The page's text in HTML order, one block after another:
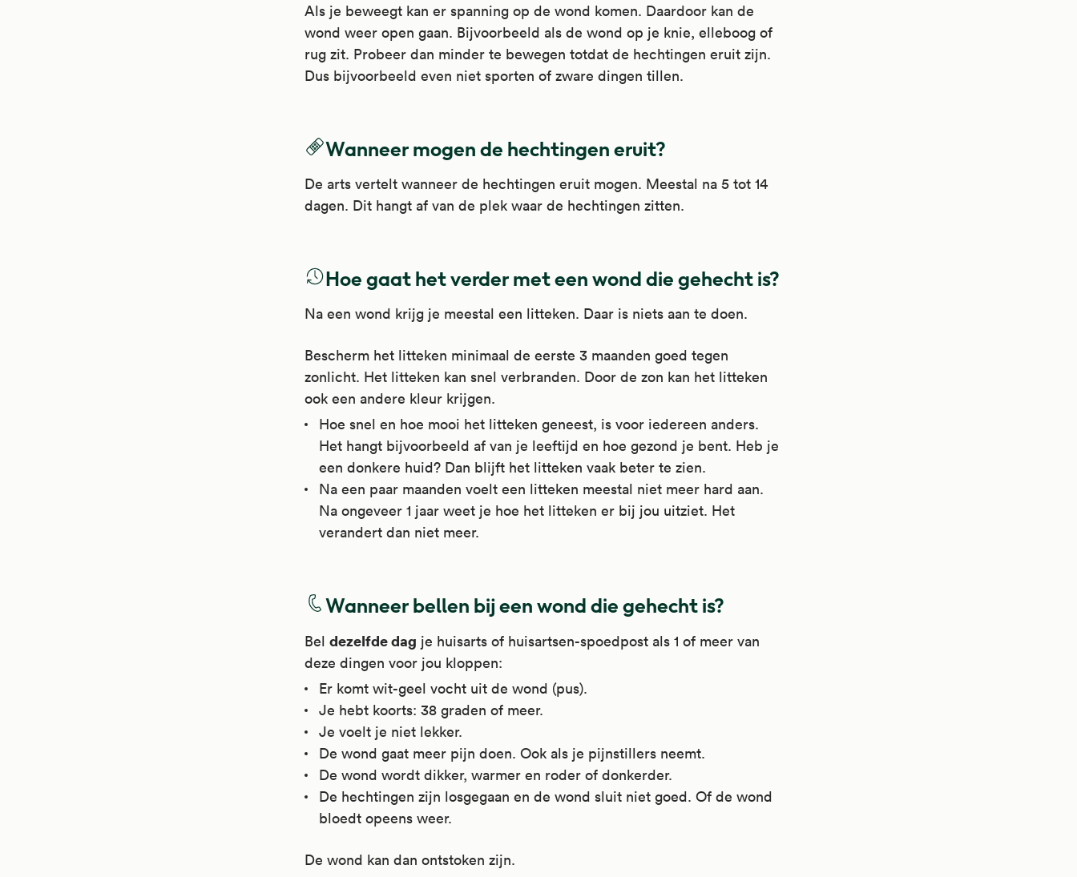
Als je beweegt kan er spanning op de wond komen. Daardoor kan de
wond weer open gaan. Bijvoorbeeld als de wond op je knie, elleboog of
rug zit. Probeer dan minder te bewegen totdat de hechtingen eruit zijn.
Dus bijvoorbeeld even niet sporten of zware dingen tillen.
Wanneer mogen de hechtingen eruit?
De arts vertelt wanneer de hechtingen eruit mogen. Meestal na 5 tot 14
dagen. Dit hangt af van de plek waar de hechtingen zitten.
Hoe gaat het verder met een wond die gehecht is?
Na een wond krijg je meestal een litteken. Daar is niets aan te doen.
Bescherm het litteken minimaal de eerste 3 maanden goed tegen
zonlicht. Het litteken kan snel verbranden. Door de zon kan het litteken
ook een andere kleur krijgen.
Hoe snel en hoe mooi het litteken geneest, is voor iedereen anders.
Het hangt bijvoorbeeld af van je leeftijd en hoe gezond je bent. Heb je
een donkere huid? Dan blijft het litteken vaak beter te zien.
Na een paar maanden voelt een litteken meestal niet meer hard aan.
Na ongeveer 1 jaar weet je hoe het litteken er bij jou uitziet. Het
verandert dan niet meer.
Wanneer bellen bij een wond die gehecht is?
Bel dezelfde dag je huisarts of huisartsen-spoedpost als 1 of meer van
deze dingen voor jou kloppen:
Er komt wit-geel vocht uit de wond (pus).
Je hebt koorts: 38 graden of meer.
Je voelt je niet lekker.
De wond gaat meer pijn doen. Ook als je pijnstillers neemt.
De wond wordt dikker, warmer en roder of donkerder.
De hechtingen zijn losgegaan en de wond sluit niet goed. Of de wond
bloedt opeens weer.
De wond kan dan ontstoken zijn.